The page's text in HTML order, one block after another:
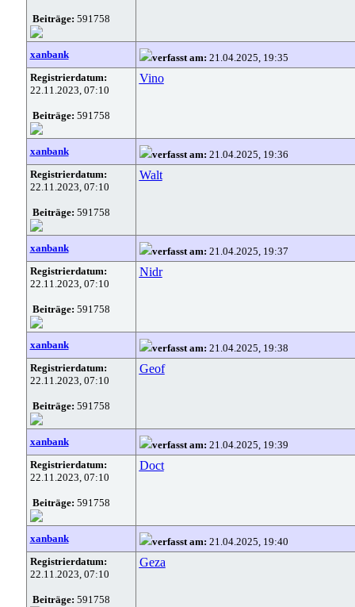
Beiträge: 591758
xanbank verfasst am: 21.04.2025, 19:35
Registrierdatum:
22.11.2023, 07:10
Beiträge: 591758
Vino
xanbank verfasst am: 21.04.2025, 19:36
Registrierdatum:
22.11.2023, 07:10
Beiträge: 591758
Walt
xanbank verfasst am: 21.04.2025, 19:37
Registrierdatum:
22.11.2023, 07:10
Beiträge: 591758
Nidr
xanbank verfasst am: 21.04.2025, 19:38
Registrierdatum:
22.11.2023, 07:10
Beiträge: 591758
Geof
xanbank verfasst am: 21.04.2025, 19:39
Registrierdatum:
22.11.2023, 07:10
Beiträge: 591758
Doct
xanbank verfasst am: 21.04.2025, 19:40
Registrierdatum:
22.11.2023, 07:10
Beiträge: 591758
Geza